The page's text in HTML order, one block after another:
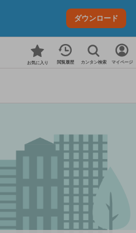
ダウンロード
お気に入り 閲覧履歴 カンタン検索 マイページ